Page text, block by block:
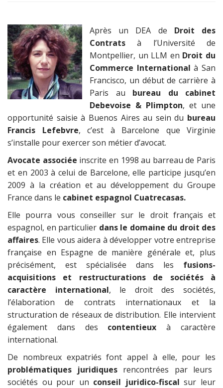
Après un DEA de Droit des
Contrats à l’Université de
Montpellier, un LLM en Droit du
Commerce International à San
Francisco, un début de carrière à
Paris au bureau du cabinet
Debevoise & Plimpton, et une
opportunité saisie à Buenos Aires au sein du bureau
Francis Lefebvre, c’est à Barcelone que Virginie
s’installe pour exercer son métier d’avocat.
Avocate associée inscrite en 1998 au barreau de Paris
et en 2003 à celui de Barcelone, elle participe jusqu’en
2009 à la création et au développement du Groupe
France dans le cabinet espagnol Cuatrecasas.
Elle pourra vous conseiller sur le droit français et
espagnol, en particulier dans le domaine du droit des
affaires. Elle vous aidera à développer votre entreprise
française en Espagne de manière générale et, plus
précisément, est spécialisée dans les fusions-
acquisitions et restructurations de sociétés à
caractère international, le droit des sociétés,
l’élaboration de contrats internationaux et la
structuration de réseaux de distribution. Elle intervient
également dans des contentieux à caractère
international.
De nombreux expatriés font appel à elle, pour les
problématiques juridiques rencontrées par leurs
sociétés ou pour un conseil juridico-fiscal sur leur